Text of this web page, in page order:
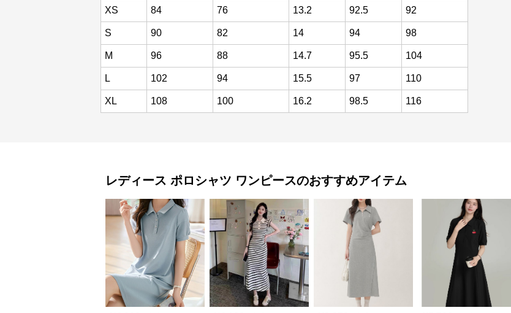
XS 84 76 13.2 92.5 92
S 90 82 14 94 98
M 96 88 14.7 95.5 104
L 102 94 15.5 97 110
XL 108 100 16.2 98.5 116
レディース ポロシャツ ワンピースのおすすめアイテム